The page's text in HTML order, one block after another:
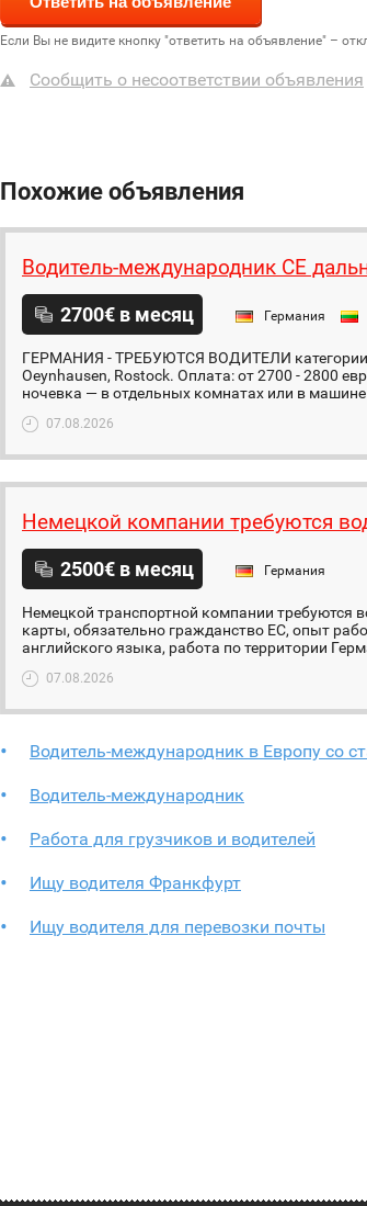
Если Вы не видите кнопку "ответить на объявление" –
Сообщить о несоответствии объявления
Похожие объявления
Водитель-международник СЕ
2700€ в месяц Германия
ГЕРМАНИЯ - ТРЕБУЮТСЯ ВОДИТЕЛИ категории
Oeynhausen, Rostock. Оплата: от 2700 - 2800
ночевка — в отдельных комнатах или в
07.08.2026
Немецкой компании требуются
2500€ в месяц Германия
Немецкой транспортной компании требуются
карты, обязательно гражданство ЕС, опыт
английского языка, работа по территории
07.08.2026
Водитель-международник в Европу со
Водитель-международник
Работа для грузчиков и водителей
Ищу водителя Франкфурт
Ищу водителя для перевозки почты